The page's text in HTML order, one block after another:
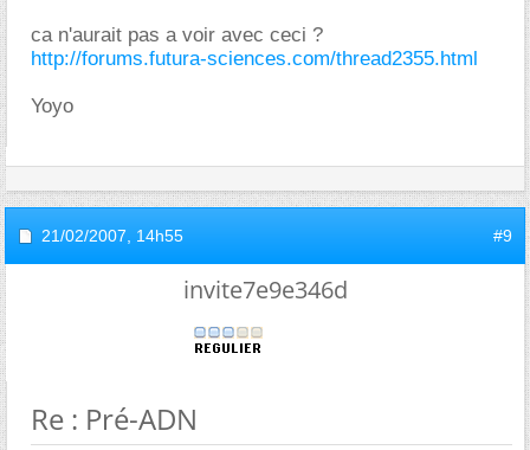
ca n'aurait pas a voir avec ceci ?
http://forums.futura-sciences.com/thread2355.html
Yoyo
21/02/2007, 14h55 #9
invite7e9e346d
Re : Pré-ADN